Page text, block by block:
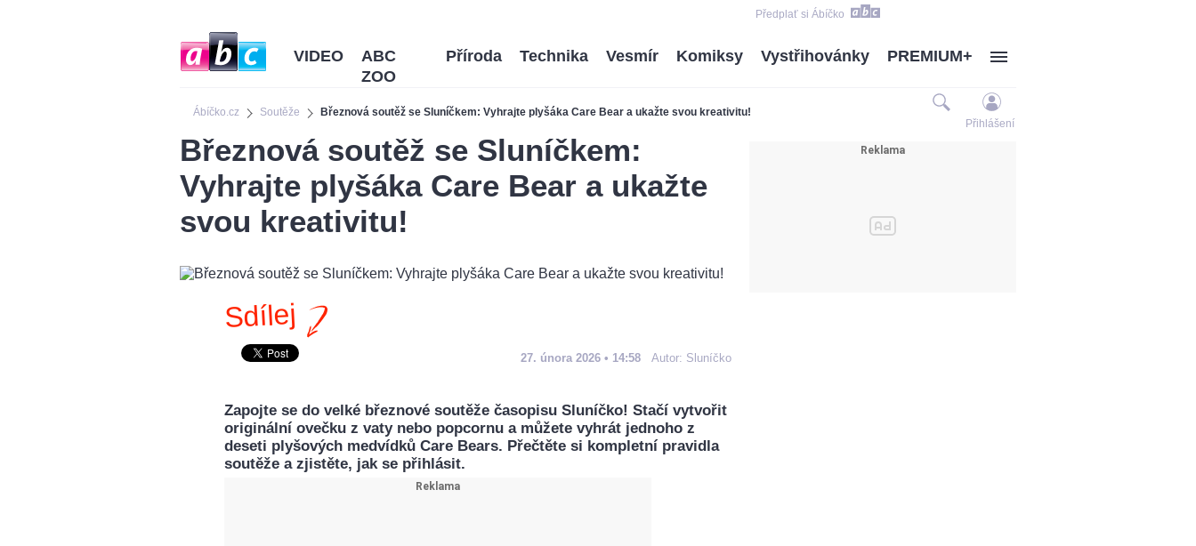
Předplať si Ábíčko
Ábíčko.cz Soutěže Březnová soutěž se Sluníčkem: Vyhrajte plyšáka Care Bear a ukažte svou kreativitu!
VIDEO
ABC
ZOO
Příroda Technika Vesmír Komiksy Vystřihovánky PREMIUM+
Přihlášení
Březnová soutěž se Sluníčkem:
Vyhrajte plyšáka Care Bear a ukažte
svou kreativitu!
Sdílej
27. února 2026 • 14:58 Autor: Sluníčko
Zapojte se do velké březnové soutěže časopisu Sluníčko! Stačí vytvořit
originální ovečku z vaty nebo popcornu a můžete vyhrát jednoho z
deseti plyšových medvídků Care Bears. Přečtěte si kompletní pravidla
soutěže a zjistěte, jak se přihlásit.